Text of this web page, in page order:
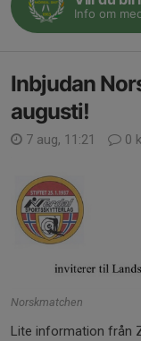
Info om
Inbjudan
augusti!
7 aug, 11:21 0
Norskmatchen
Lite information från